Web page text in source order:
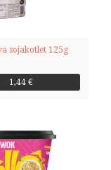
sojakotlet 125g
1,44 €